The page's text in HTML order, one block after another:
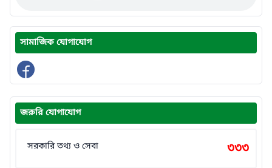
সামাজিক যোগাযোগ
জরুরি যোগাযোগ
সরকারি তথ্য ও সেবা ৩৩৩